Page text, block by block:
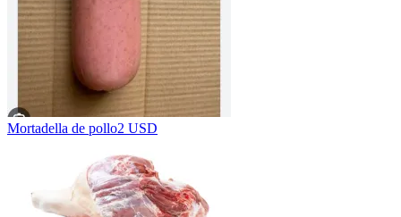
Mortadella de pollo2 USD